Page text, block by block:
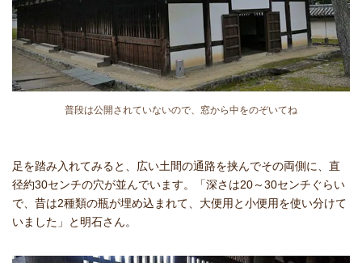
普段は公開されていないので、窓から中をのぞいてね
足を踏み入れてみると、広い土間の通路を挟んでその両側に、直
径約30センチの穴が並んでいます。「深さは20～30センチぐらい
で、昔は2種類の瓶が埋め込まれて、大便用と小便用を使い分けて
いました」と明石さん。